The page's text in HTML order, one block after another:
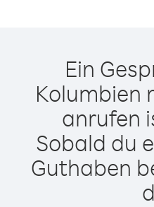
Ein
Kolumbien
anrufen
Sobald du
Guthaben